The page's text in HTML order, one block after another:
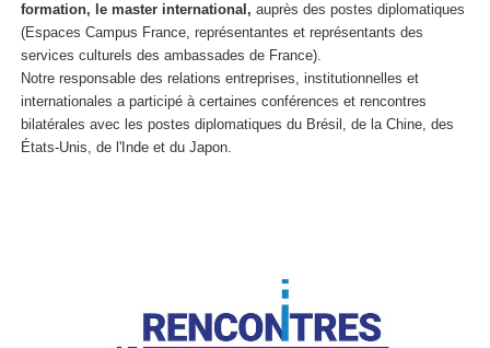
formation, le master international, auprès des postes diplomatiques
(Espaces Campus France, représentantes et représentants des
services culturels des ambassades de France).
Notre responsable des relations entreprises, institutionnelles et
internationales a participé à certaines conférences et rencontres
bilatérales avec les postes diplomatiques du Brésil, de la Chine, des
États-Unis, de l'Inde et du Japon.